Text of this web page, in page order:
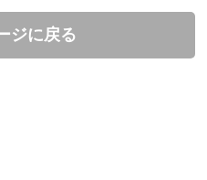
ジに戻る